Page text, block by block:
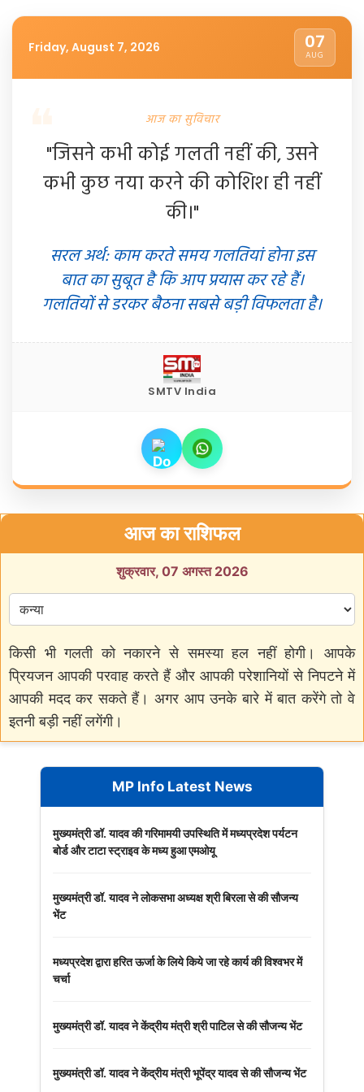
Friday, August 7, 2026 07
AUG
आज का सुविचार
"जिसने कभी कोई गलती नहीं की, उसने
कभी कुछ नया करने की कोशिश ही नहीं
की।"
सरल अर्थ: काम करते समय गलतियां होना इस
बात का सुबूत है कि आप प्रयास कर रहे हैं।
गलतियों से डरकर बैठना सबसे बड़ी विफलता है।
SMTV India
आज का राशिफल
शुक्रवार, 07 अगस्त 2026
किसी भी गलती को नकारने से समस्या हल नहीं होगी। आपके
प्रियजन आपकी परवाह करते हैं और आपकी परेशानियों से निपटने में
आपकी मदद कर सकते हैं। अगर आप उनके बारे में बात करेंगे तो वे
इतनी बड़ी नहीं लगेंगी।
MP Info Latest News
मुख्यमंत्री डॉ. यादव की गरिमामयी उपस्थिति में मध्यप्रदेश पर्यटन
बोर्ड और टाटा स्ट्राइव के मध्य हुआ एमओयू
मुख्यमंत्री डॉ. यादव ने लोकसभा अध्यक्ष श्री बिरला से की सौजन्य
भेंट
मध्यप्रदेश द्वारा हरित ऊर्जा के लिये किये जा रहे कार्य की विश्वभर में
चर्चा
मुख्यमंत्री डॉ. यादव ने केंद्रीय मंत्री श्री पाटिल से की सौजन्य भेंट
मुख्यमंत्री डॉ. यादव ने केंद्रीय मंत्री भूपेंद्र यादव से की सौजन्य भेंट